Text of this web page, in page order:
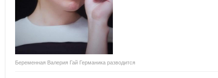
Беременная Валерия Гай Германика разводится